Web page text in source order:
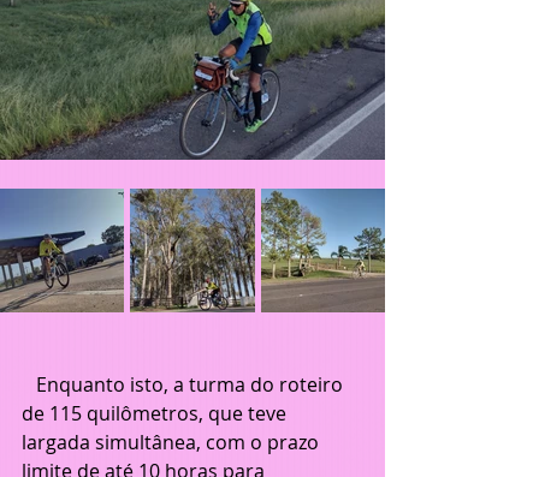
de 115 quilômetros, que teve
largada simultânea, com o prazo
limite de até 10 horas para